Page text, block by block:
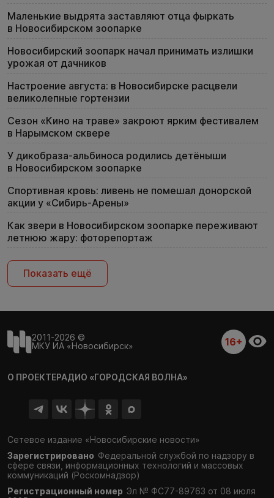
Маленькие выдрята заставляют отца фыркать
в Новосибирском зоопарке
Новосибирский зоопарк начал принимать излишки
урожая от дачников
Настроение августа: в Новосибирске расцвели
великолепные гортензии
Сезон «Кино на траве» закроют ярким фестивалем
в Нарымском сквере
У дикобраза-альбиноса родились детёныши
в Новосибирском зоопарке
Спортивная кровь: ливень не помешал донорской
акции у «Сибирь-Арены»
Как звери в Новосибирском зоопарке переживают
летнюю жару: фоторепортаж
Показать ещё
2011-2026 ©
МКУ ИА «Новосибирск»
16+
О ПРОЕКТЕРАДИО «ГОРОДСКАЯ ВОЛНА»
Сетевое издание «Новосибирские новости»
Зарегистрировано Федеральной службой по надзору в
сфере связи, информационных технологий и массовых
коммуникаций (Роскомнадзор)
Регистрационный номер Эл № ФС77-89763 от 08 июля